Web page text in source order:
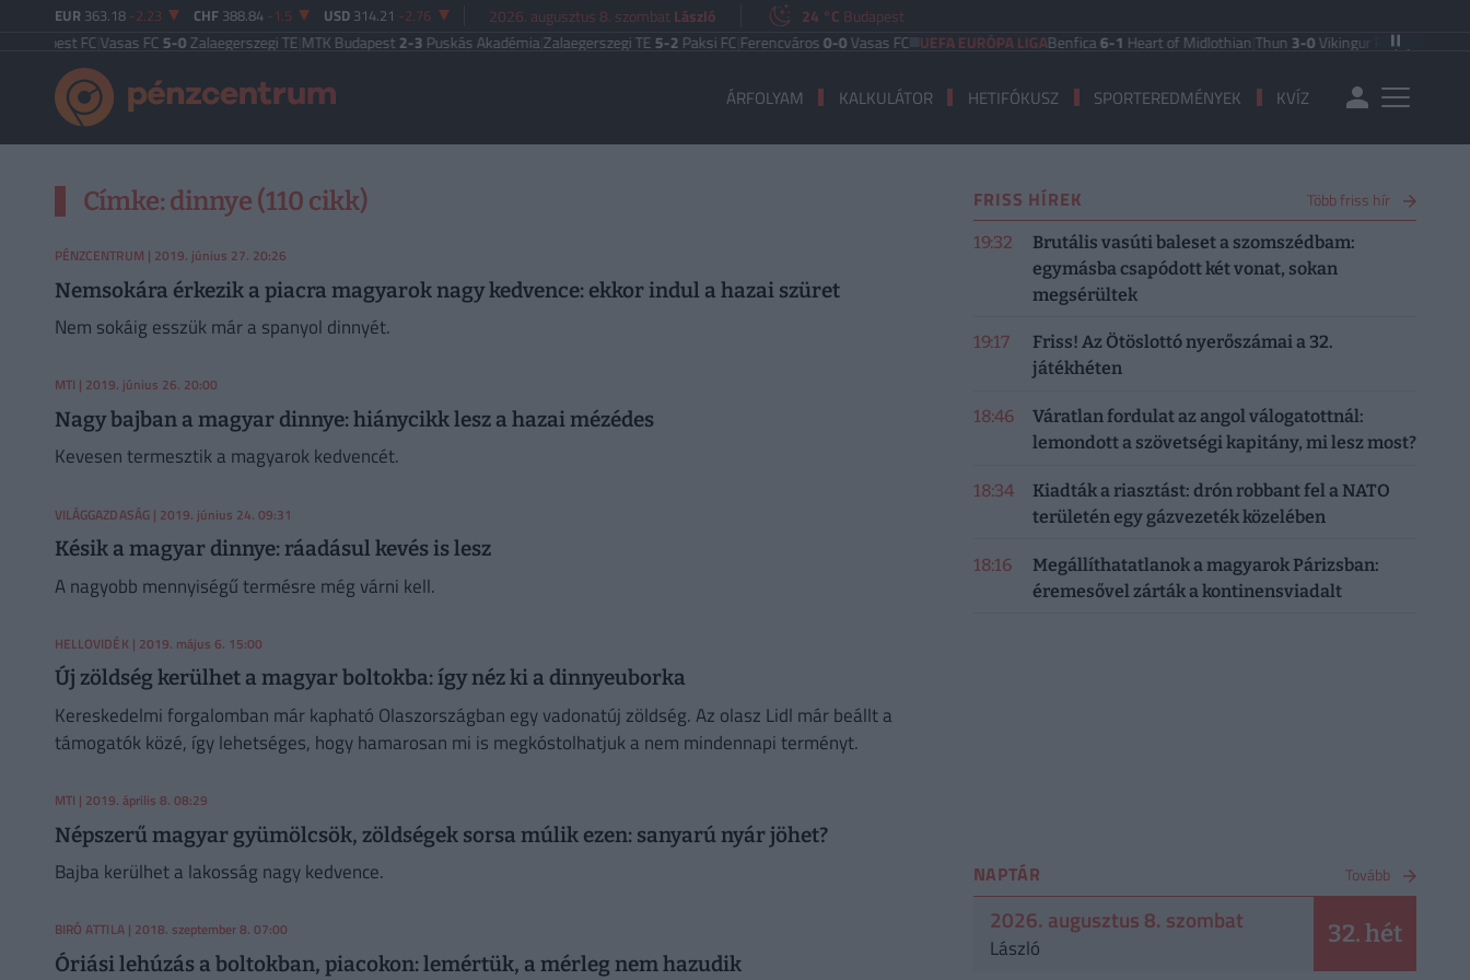
EUR 363.18 -2.23 CHF 388.84 -1.5 USD 314.21 -2.76 2026. augusztus 8. szombatLászló 24 °C Budapest
Újpest FC|Vasas FC5-0 Zalaegerszegi TE|MTK Budapest2-3 Puskás Akadémia|Zalaegerszegi TE5-2 Paksi FC|Ferencváros0-0Vasas FC UEFA EURÓPA LIGABenfica6-1Heart of Midlothian|Thun3-0 Vikingur Reykjavik
ÁRFOLYAM KALKULÁTOR HETIFÓKUSZ SPORTEREDMÉNYEK KVÍZ
Címke: dinnye (110 cikk)
PÉNZCENTRUM | 2019. június 27. 20:26
Nemsokára érkezik a piacra magyarok nagy kedvence: ekkor indul a hazai szüret
Nem sokáig esszük már a spanyol dinnyét.
MTI | 2019. június 26. 20:00
Nagy bajban a magyar dinnye: hiánycikk lesz a hazai mézédes
Kevesen termesztik a magyarok kedvencét.
VILÁGGAZDASÁG | 2019. június 24. 09:31
Késik a magyar dinnye: ráadásul kevés is lesz
A nagyobb mennyiségű termésre még várni kell.
HELLOVIDÉK| 2019. május 6. 15:00
Új zöldség kerülhet a magyar boltokba: így néz ki a dinnyeuborka
Kereskedelmi forgalomban már kapható Olaszországban egy vadonatúj zöldség. Az olasz Lidl már beállt a
támogatók közé, így lehetséges, hogy hamarosan mi is megkóstolhatjuk a nem mindennapi terményt.
MTI | 2019. április 8. 08:29
Népszerű magyar gyümölcsök, zöldségek sorsa múlik ezen: sanyarú nyár jöhet?
Bajba kerülhet a lakosság nagy kedvence.
BIRÓ ATTILA| 2018. szeptember 8. 07:00
Óriási lehúzás a boltokban, piacokon: lemértük, a mérleg nem hazudik
FRISS HÍREK Több friss hír
19:32
Brutális vasúti baleset a szomszédbam:
egymásba csapódott két vonat, sokan
megsérültek
19:17
Friss! Az Ötöslottó nyerőszámai a 32.
játékhéten
18:46
Váratlan fordulat az angol válogatottnál:
lemondott a szövetségi kapitány, mi lesz most?
18:34
Kiadták a riasztást: drón robbant fel a NATO
területén egy gázvezeték közelében
18:16
Megállíthatatlanok a magyarok Párizsban:
éremesővel zárták a kontinensviadalt
NAPTÁR Tovább
2026. augusztus 8. szombat
László 32. hét